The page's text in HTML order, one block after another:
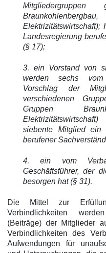
Landesregierung
(§ 17);
3. ein Vorstand von
werden sechs vom
Vorschlag der
verschiedenen
Gruppen
siebente Mitglied ein
berufener
4. ein vom
Geschäftsführer, der
besorgen hat (§ 31).
Die Mittel zur
Verbindlichkeiten
(Beiträge) der Mitglieder
Verbindlichkeiten des
Aufwendungen für